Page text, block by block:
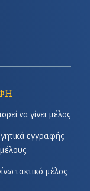
να γίνει μέλος
εγγραφής
τακτικό μέλος